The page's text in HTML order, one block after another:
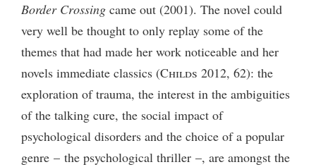
Border Crossing came out (2001). The novel could
very well be thought to only replay some of the
themes that had made her work noticeable and her
novels immediate classics (Childs 2012, 62): the
exploration of trauma, the interest in the ambiguities
of the talking cure, the social impact of
psychological disorders and the choice of a popular
genre – the psychological thriller –, are amongst the